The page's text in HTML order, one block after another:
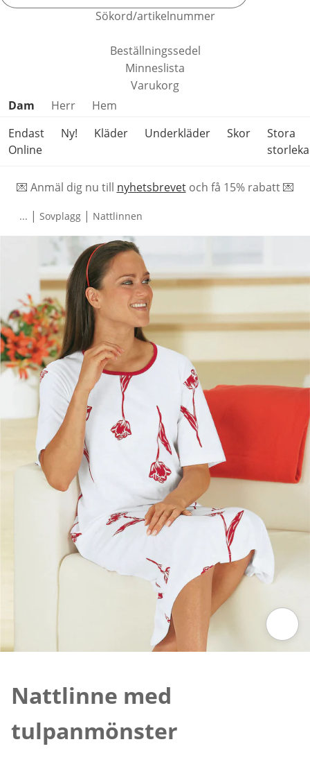
Sökord/artikelnummer
Beställningssedel
Minneslista
Varukorg
Hoppa över produktkategorier
Dam Herr
Hem
Endast
Online
Ny! Kläder Underkläder Skor
Stora
💌 Anmäl dig nu till nyhetsbrevetoch få 15% rabatt 💌
... | Sovplagg | Nattlinnen
Nattlinne med
tulpanmönster